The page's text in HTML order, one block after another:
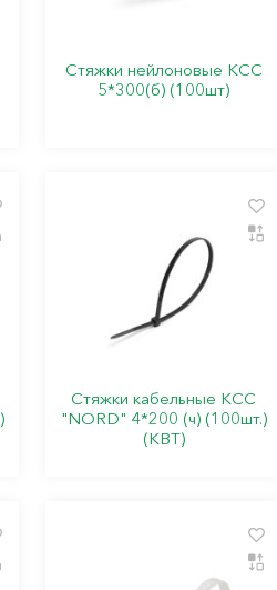
Стяжки нейлоновые КСС
5*300(б) (100шт)
Стяжки кабельные КСС
"NORD" 4*200 (ч) (100шт.)
(КВТ)